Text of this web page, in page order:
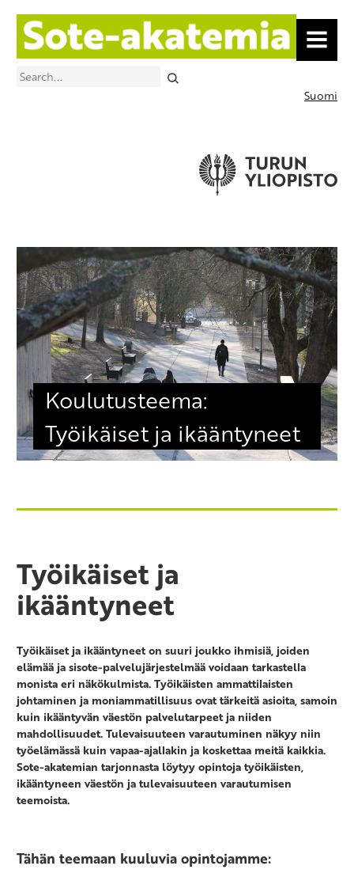
MENU
Search
Suomi
Koulutusteema:
Työikäiset ja ikääntyneet
Työikäiset ja
ikääntyneet
Työikäiset ja ikääntyneet on suuri joukko ihmisiä, joiden
elämää ja sisote-palvelujärjestelmää voidaan tarkastella
monista eri näkökulmista. Työikäisten ammattilaisten
johtaminen ja moniammatillisuus ovat tärkeitä asioita, samoin
kuin ikääntyvän väestön palvelutarpeet ja niiden
mahdollisuudet. Tulevaisuuteen varautuminen näkyy niin
työelämässä kuin vapaa-ajallakin ja koskettaa meitä kaikkia.
Sote-akatemian tarjonnasta löytyy opintoja työikäisten,
ikääntyneen väestön ja tulevaisuuteen varautumisen
teemoista.
Tähän teemaan kuuluvia opintojamme: